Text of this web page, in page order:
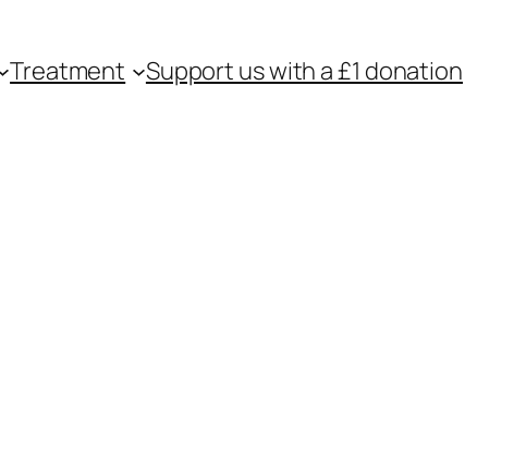
Treatment Support us with a £1 donation